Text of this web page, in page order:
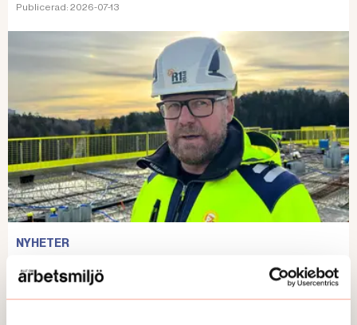
Publicerad: 2026-07-13
NYHETER
Prisas för sitt arbetsmiljöarbete
Publicerad:2026-06-03